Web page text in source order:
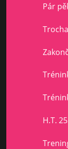
Pár
H.T.